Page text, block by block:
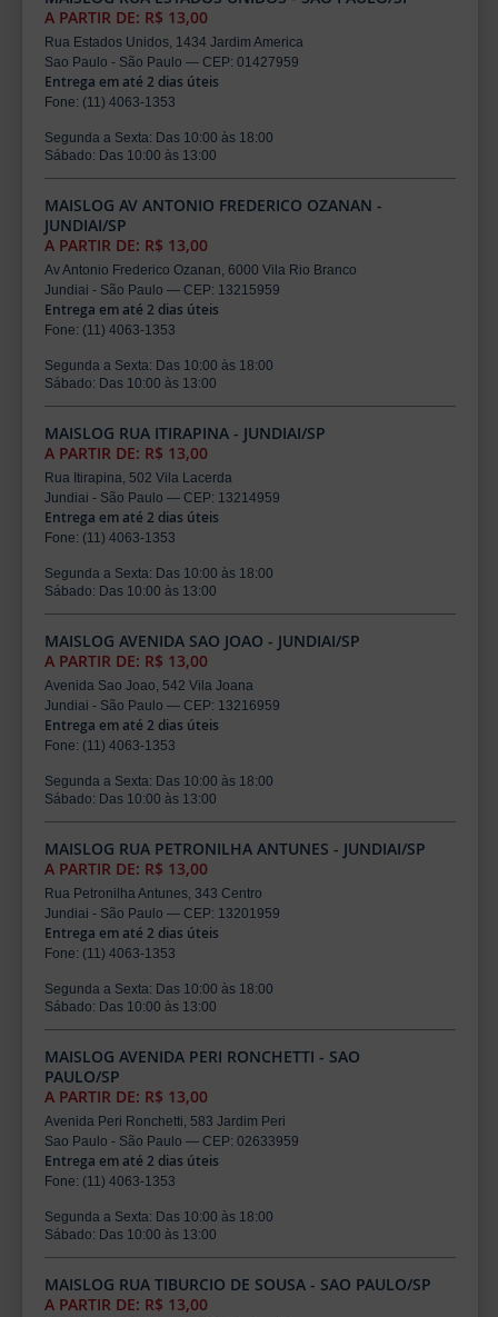
A PARTIR DE: R$ 13,00
Rua Estados Unidos, 1434 Jardim America
Sao Paulo - São Paulo — CEP: 01427959
Entrega em até 2 dias úteis
Fone: (11) 4063-1353
Segunda a Sexta: Das 10:00 às 18:00
Sábado: Das 10:00 às 13:00
MAISLOG AV ANTONIO FREDERICO OZANAN -
JUNDIAI/SP
A PARTIR DE: R$ 13,00
Av Antonio Frederico Ozanan, 6000 Vila Rio Branco
Jundiai - São Paulo — CEP: 13215959
Entrega em até 2 dias úteis
Fone: (11) 4063-1353
Segunda a Sexta: Das 10:00 às 18:00
Sábado: Das 10:00 às 13:00
MAISLOG RUA ITIRAPINA - JUNDIAI/SP
A PARTIR DE: R$ 13,00
Rua Itirapina, 502 Vila Lacerda
Jundiai - São Paulo — CEP: 13214959
Entrega em até 2 dias úteis
Fone: (11) 4063-1353
Segunda a Sexta: Das 10:00 às 18:00
Sábado: Das 10:00 às 13:00
MAISLOG AVENIDA SAO JOAO - JUNDIAI/SP
A PARTIR DE: R$ 13,00
Avenida Sao Joao, 542 Vila Joana
Jundiai - São Paulo — CEP: 13216959
Entrega em até 2 dias úteis
Fone: (11) 4063-1353
Segunda a Sexta: Das 10:00 às 18:00
Sábado: Das 10:00 às 13:00
MAISLOG RUA PETRONILHA ANTUNES - JUNDIAI/SP
A PARTIR DE: R$ 13,00
Rua Petronilha Antunes, 343 Centro
Jundiai - São Paulo — CEP: 13201959
Entrega em até 2 dias úteis
Fone: (11) 4063-1353
Segunda a Sexta: Das 10:00 às 18:00
Sábado: Das 10:00 às 13:00
MAISLOG AVENIDA PERI RONCHETTI - SAO
PAULO/SP
A PARTIR DE: R$ 13,00
Avenida Peri Ronchetti, 583 Jardim Peri
Sao Paulo - São Paulo — CEP: 02633959
Entrega em até 2 dias úteis
Fone: (11) 4063-1353
Segunda a Sexta: Das 10:00 às 18:00
Sábado: Das 10:00 às 13:00
MAISLOG RUA TIBURCIO DE SOUSA - SAO PAULO/SP
A PARTIR DE: R$ 13,00